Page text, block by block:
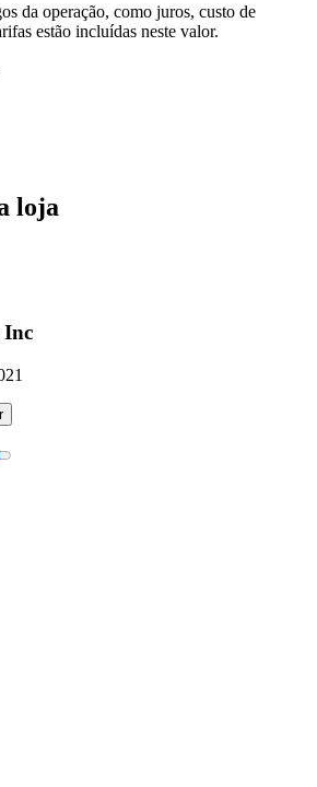
da operação, como juros, custo de
estão incluídas neste valor.
loja
Inc